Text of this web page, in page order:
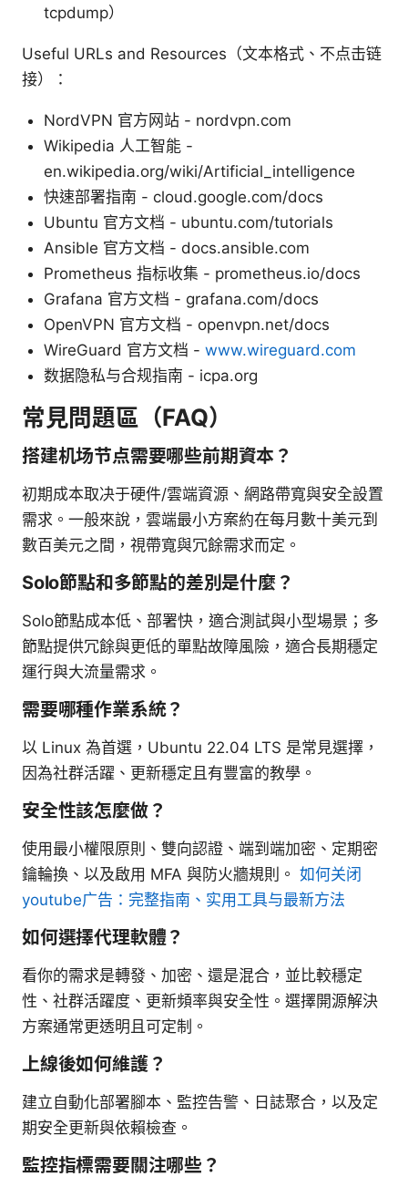
tcpdump）
Useful URLs and Resources（文本格式、不点击链
接）：
NordVPN 官方网站 - nordvpn.com
Wikipedia 人工智能 -
en.wikipedia.org/wiki/Artificial_intelligence
快速部署指南 - cloud.google.com/docs
Ubuntu 官方文档 - ubuntu.com/tutorials
Ansible 官方文档 - docs.ansible.com
Prometheus 指标收集 - prometheus.io/docs
Grafana 官方文档 - grafana.com/docs
OpenVPN 官方文档 - openvpn.net/docs
WireGuard 官方文档 - www.wireguard.com
数据隐私与合规指南 - icpa.org
常見問題區（FAQ）
搭建机场节点需要哪些前期資本？
初期成本取决于硬件/雲端資源、網路帶寬與安全設置
需求。一般來說，雲端最小方案約在每月數十美元到
數百美元之間，視帶寬與冗餘需求而定。
Solo節點和多節點的差別是什麼？
Solo節點成本低、部署快，適合測試與小型場景；多
節點提供冗餘與更低的單點故障風險，適合長期穩定
運行與大流量需求。
需要哪種作業系統？
以 Linux 為首選，Ubuntu 22.04 LTS 是常見選擇，
因為社群活躍、更新穩定且有豐富的教學。
安全性該怎麼做？
使用最小權限原則、雙向認證、端到端加密、定期密
鑰輪換、以及啟用 MFA 與防火牆規則。 如何关闭
youtube广告：完整指南、实用工具与最新方法
如何選擇代理軟體？
看你的需求是轉發、加密、還是混合，並比較穩定
性、社群活躍度、更新頻率與安全性。選擇開源解決
方案通常更透明且可定制。
上線後如何維護？
建立自動化部署腳本、監控告警、日誌聚合，以及定
期安全更新與依賴檢查。
監控指標需要關注哪些？